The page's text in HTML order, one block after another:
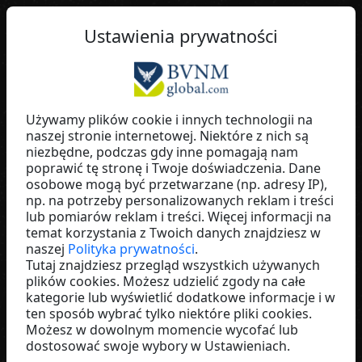
Manuela Winkler
ULTIMA Business
Germany
Ustawienia prywatności
Używamy plików cookie i innych technologii na
naszej stronie internetowej. Niektóre z nich są
niezbędne, podczas gdy inne pomagają nam
poprawić tę stronę i Twoje doświadczenia. Dane
osobowe mogą być przetwarzane (np. adresy IP),
np. na potrzeby personalizowanych reklam i treści
lub pomiarów reklam i treści. Więcej informacji na
temat korzystania z Twoich danych znajdziesz w
naszej Polityka prywatności.
Tutaj znajdziesz przegląd wszystkich używanych
plików cookies. Możesz udzielić zgody na całe
kategorie lub wyświetlić dodatkowe informacje i w
ten sposób wybrać tylko niektóre pliki cookies.
Możesz w dowolnym momencie wycofać lub
dostosować swoje wybory w Ustawieniach.